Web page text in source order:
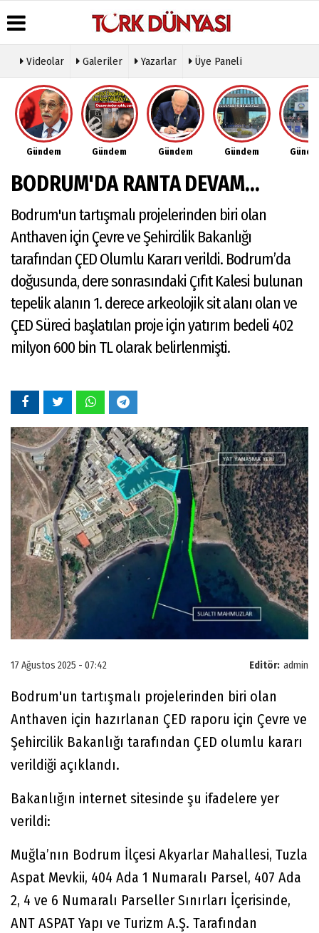
Üye Paneli
Haber
Arşivi
Gazete
Arşivi
Günün
Haberleri
Hava
Durumu
Gazete
Manşetleri
Anketler
Biyografiler
Köşe
Yazarları
Video
Galeri
Foto
Etkinlikler
Künye
İletişim
Çerez
Politikası
Videolar Galeriler Yazarlar Üye Paneli
Gündem Gündem Gündem Gündem
BODRUM'DA RANTA DEVAM...
Bodrum'un tartışmalı projelerinden biri olan
Anthaven için Çevre ve Şehircilik Bakanlığı
tarafından ÇED Olumlu Kararı verildi. Bodrum’da
doğusunda, dere sonrasındaki Çıfıt Kalesi bulunan
tepelik alanın 1. derece arkeolojik sit alanı olan ve
ÇED Süreci başlatılan proje için yatırım bedeli 402
milyon 600 bin TL olarak belirlenmişti.
Editör: admin
17 Ağustos 2025 - 07:42
Bodrum'un tartışmalı projelerinden biri olan
Anthaven için hazırlanan ÇED raporu için Çevre ve
Şehircilik Bakanlığı tarafından ÇED olumlu kararı
verildiği açıklandı.
Bakanlığın internet sitesinde şu ifadelere yer
verildi:
Muğla’nın Bodrum İlçesi Akyarlar Mahallesi, Tuzla
Aspat Mevkii, 404 Ada 1 Numaralı Parsel, 407 Ada
2, 4 ve 6 Numaralı Parseller Sınırları İçerisinde,
ANT ASPAT Yapı ve Turizm A.Ş. Tarafından